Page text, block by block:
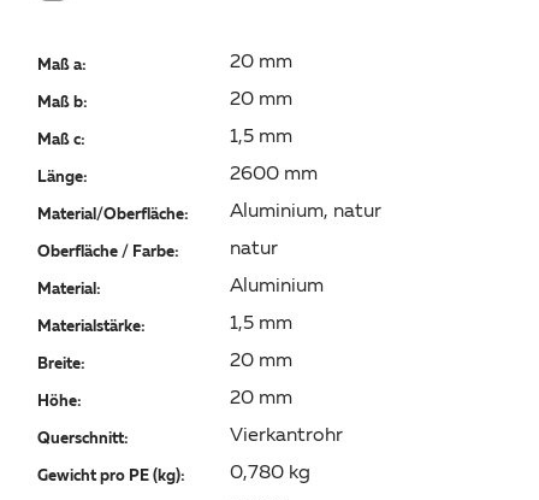
Maß a: 20 mm
Maß b: 20 mm
Maß c: 1,5 mm
Länge: 2600 mm
Material/Oberfläche: Aluminium, natur
Oberfläche / Farbe: natur
Material: Aluminium
Materialstärke: 1,5 mm
Breite: 20 mm
Höhe: 20 mm
Querschnitt: Vierkantrohr
Gewicht pro PE (kg): 0,780 kg